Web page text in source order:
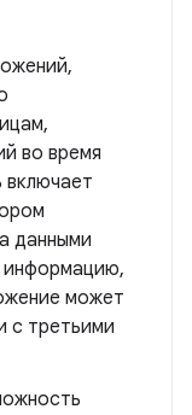
во время
включает
данными
​​информацию,
может
с третьими